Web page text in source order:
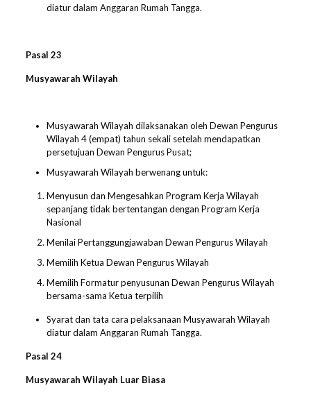
diatur dalam Anggaran Rumah Tangga.
Pasal 23
Musyawarah Wilayah
Musyawarah Wilayah dilaksanakan oleh Dewan Pengurus
Wilayah 4 (empat) tahun sekali setelah mendapatkan
persetujuan Dewan Pengurus Pusat;
Musyawarah Wilayah berwenang untuk:
Menyusun dan Mengesahkan Program Kerja Wilayah
sepanjang tidak bertentangan dengan Program Kerja
Nasional
Menilai Pertanggungjawaban Dewan Pengurus Wilayah
Memilih Ketua Dewan Pengurus Wilayah
Memilih Formatur penyusunan Dewan Pengurus Wilayah
bersama-sama Ketua terpilih
Syarat dan tata cara pelaksanaan Musyawarah Wilayah
diatur dalam Anggaran Rumah Tangga.
Pasal 24
Musyawarah Wilayah Luar Biasa